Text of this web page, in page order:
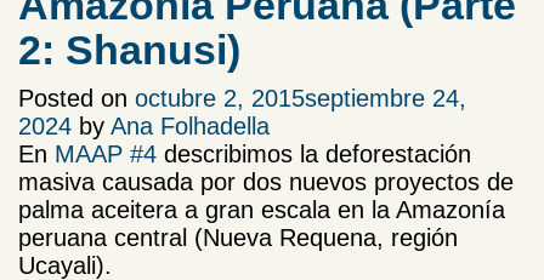
2: Shanusi)
Posted on octubre 2, 2015septiembre 24,
2024 by Ana Folhadella
En MAAP #4 describimos la deforestación
masiva causada por dos nuevos proyectos de
palma aceitera a gran escala en la Amazonía
peruana central (Nueva Requena, región
Ucayali).